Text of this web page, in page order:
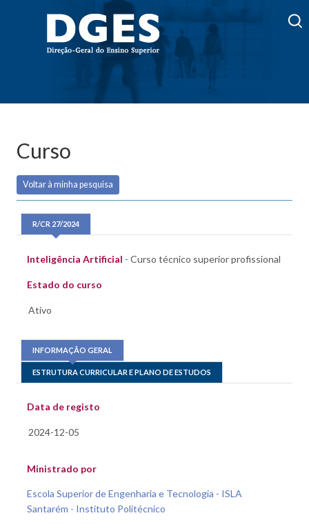
Curso
Voltar à minha pesquisa
R/CR 27/2024
Inteligência Artificial - Curso técnico superior profissional
Estado do curso
INFORMAÇÃO GERAL
ESTRUTURA CURRICULAR E PLANO DE ESTUDOS
Data de registo
Ministrado por
Escola Superior de Engenharia e Tecnologia - ISLA
Santarém - Instituto Politécnico